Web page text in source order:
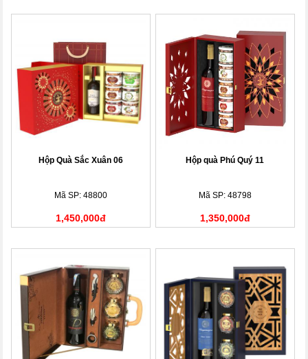
Hộp Quà Sắc Xuân 06
Mã SP: 48800
1,450,000đ
Hộp quà Phú Quý 11
Mã SP: 48798
1,350,000đ